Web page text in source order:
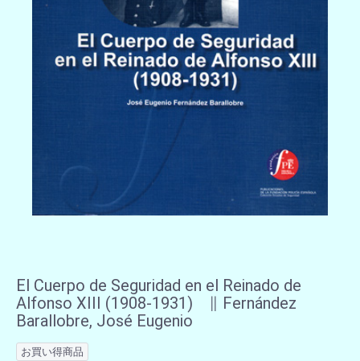
El Cuerpo de Seguridad en el Reinado de
Alfonso XIII (1908-1931) ∥ Fernández
Barallobre, José Eugenio
お買い得商品